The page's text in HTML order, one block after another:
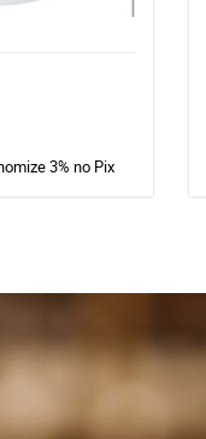
3% no Pix